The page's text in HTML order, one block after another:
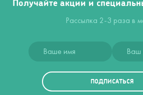
Получайте акции и
Рассылка 2-3 раза в
ПОДПИСАТЬСЯ